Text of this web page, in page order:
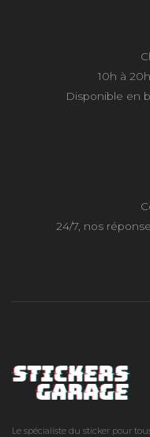
10h à
Disponible en
24/7, nos
Le spécialiste du sticker pour